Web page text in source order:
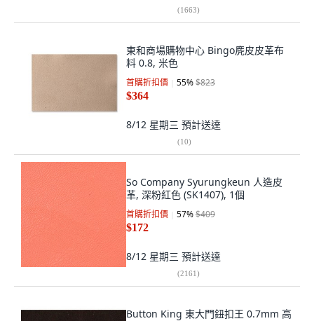
(1663)
東和商場購物中心 Bingo麂皮皮革布
料 0.8, 米色
首購折扣價 55%$823
$364
8/12 星期三 預計送達
(10)
So Company Syurungkeun 人造皮
革, 深粉紅色 (SK1407), 1個
首購折扣價 57%$409
$172
8/12 星期三 預計送達
(2161)
Button King 東大門鈕扣王 0.7mm 高